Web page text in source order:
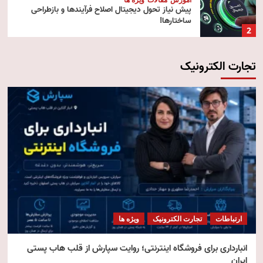
2
پیش‌ نیاز تحول دیجیتال اصلاح فرآیندها و بازطراحی
ساختارها!
3
آموزش
4
تکنولوژی مقالات ویژه ها
هوش مصنوعی استنتاجی
5
امنیت مقالات ویژه ها
امنیت فناوری اطلاعات
تجارت الکترونیک
ارتباطات تجارت الکترونیک ویژه ها
انبارداری برای فروشگاه اینترنتی؛ روایت سپارش از قلب هاب پستی